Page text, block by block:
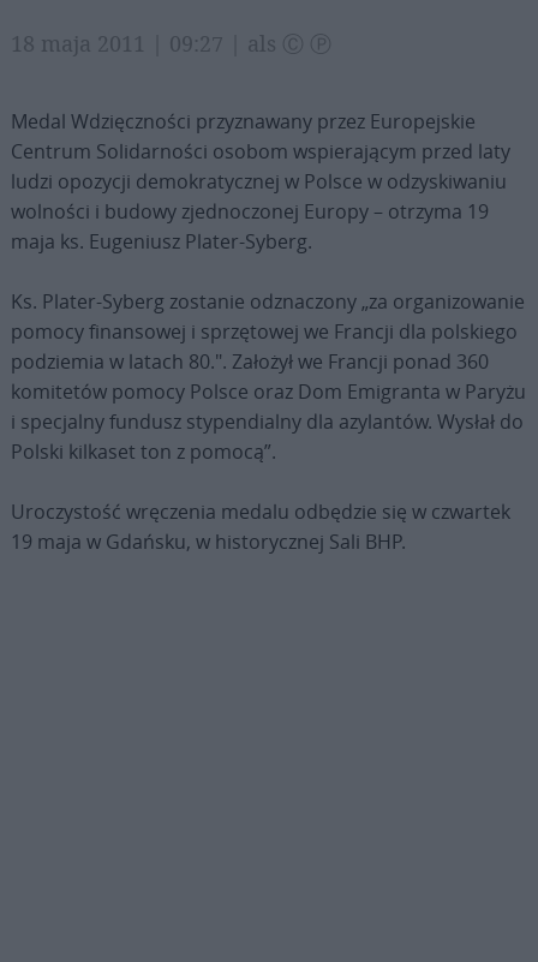
18 maja 2011 | 09:27 | als Ⓒ Ⓟ
Medal Wdzięczności przyznawany przez Europejskie
Centrum Solidarności osobom wspierającym przed laty
ludzi opozycji demokratycznej w Polsce w odzyskiwaniu
wolności i budowy zjednoczonej Europy – otrzyma 19
maja ks. Eugeniusz Plater-Syberg.
Ks. Plater-Syberg zostanie odznaczony „za organizowanie
pomocy finansowej i sprzętowej we Francji dla polskiego
podziemia w latach 80.". Założył we Francji ponad 360
komitetów pomocy Polsce oraz Dom Emigranta w Paryżu
i specjalny fundusz stypendialny dla azylantów. Wysłał do
Polski kilkaset ton z pomocą”.
Uroczystość wręczenia medalu odbędzie się w czwartek
19 maja w Gdańsku, w historycznej Sali BHP.